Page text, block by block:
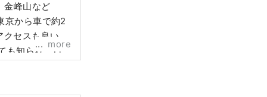
金峰山など
京から車で約2
セスも良いこ
も知られ、日
more